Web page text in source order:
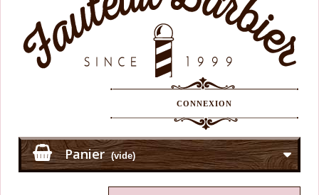
CONNEXION
Panier (vide)